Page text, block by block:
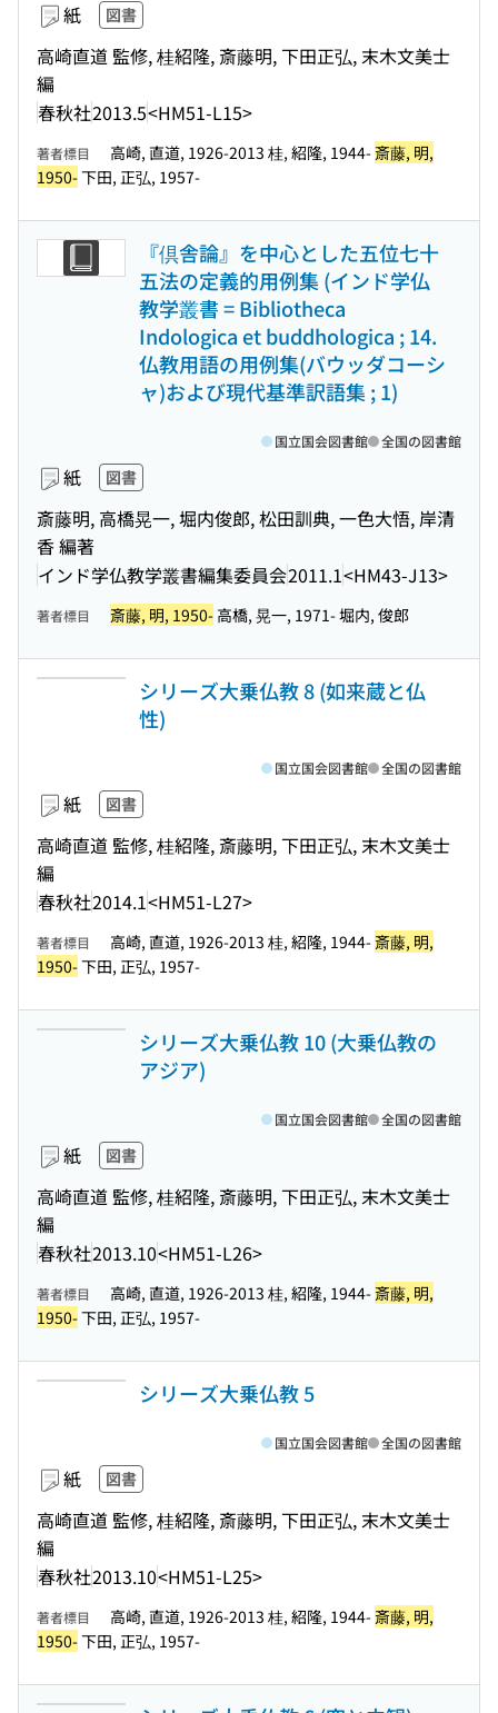
紙 図書
高崎直道 監修, 桂紹隆, 斎藤明, 下田正弘, 末木文美士
編
春秋社2013.5<HM51-L15>
著者標目 高崎, 直道, 1926-2013 桂, 紹隆, 1944- 斎藤, 明,
1950-下田, 正弘, 1957-
『倶舎論』を中心とした五位七十
五法の定義的用例集 (インド学仏
教学叢書 = Bibliotheca
Indologica et buddhologica ; 14.
仏教用語の用例集(バウッダコーシ
ャ)および現代基準訳語集 ; 1)
紙 図書
斎藤明, 高橋晃一, 堀内俊郎, 松田訓典, 一色大悟, 岸清
香 編著
インド学仏教学叢書編集委員会2011.1<HM43-J13>
国立国会図書館 全国の図書館
著者標目 斎藤, 明, 1950- 高橋, 晃一, 1971- 堀内, 俊郎
シリーズ大乗仏教 8 (如来蔵と仏
性)
紙 図書
高崎直道 監修, 桂紹隆, 斎藤明, 下田正弘, 末木文美士
編
春秋社2014.1<HM51-L27>
国立国会図書館 全国の図書館
著者標目 高崎, 直道, 1926-2013 桂, 紹隆, 1944- 斎藤, 明,
1950-下田, 正弘, 1957-
シリーズ大乗仏教 10 (大乗仏教の
アジア)
紙 図書
高崎直道 監修, 桂紹隆, 斎藤明, 下田正弘, 末木文美士
編
春秋社2013.10<HM51-L26>
国立国会図書館 全国の図書館
著者標目 高崎, 直道, 1926-2013 桂, 紹隆, 1944- 斎藤, 明,
1950-下田, 正弘, 1957-
シリーズ大乗仏教 5
紙 図書
高崎直道 監修, 桂紹隆, 斎藤明, 下田正弘, 末木文美士
編
春秋社2013.10<HM51-L25>
国立国会図書館 全国の図書館
著者標目 高崎, 直道, 1926-2013 桂, 紹隆, 1944- 斎藤, 明,
1950-下田, 正弘, 1957-